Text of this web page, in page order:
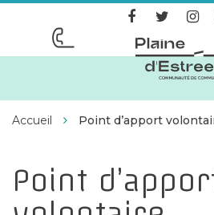
Lien
vers
le
compte
Lien
vers
le
CC
Plaine
d'Estrées
Accueil Point d’apport
Point